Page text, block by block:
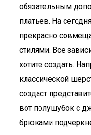
обязательным
платьев. На
прекрасно
стилями. Все
хотите создать.
классической
создаст
вот полушубок с
брюками